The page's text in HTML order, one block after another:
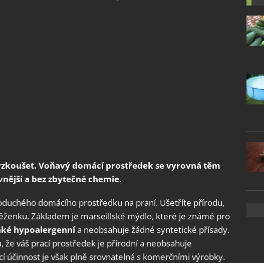
Voňavý domácí prostředek se vyrovná těm
a bez zbytečné chemie.
domácího prostředku na praní. Ušetříte přírodu,
Základem je marseillské mýdlo, které je známé pro
hypoalergennía neobsahuje žádné syntetické přísady.
že váš prací prostředek je přírodní a neobsahuje
účinnost je však plně srovnatelná s komerčními výrobky.